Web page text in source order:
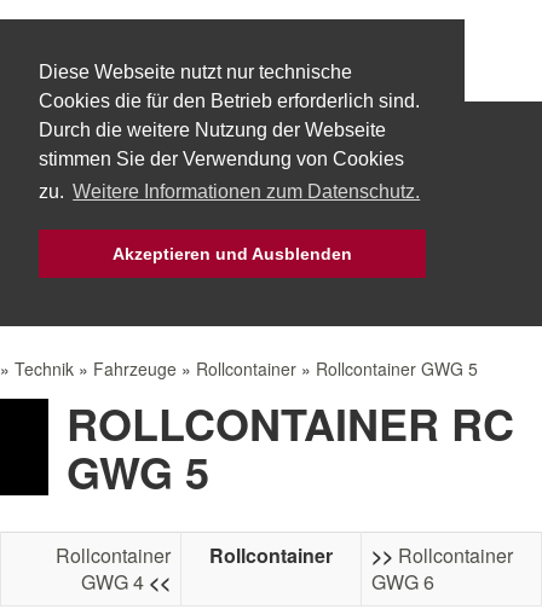
Diese Webseite nutzt nur technische
Cookies die für den Betrieb erforderlich sind.
Durch die weitere Nutzung der Webseite
stimmen Sie der Verwendung von Cookies
zu. Weitere Informationen zum Datenschutz.
Akzeptieren und Ausblenden
Start Über uns Fachbereiche
» Technik » Fahrzeuge » Rollcontainer » Rollcontainer GWG 5
ROLLCONTAINER RC
GWG 5
Rollcontainer
GWG 4 <<
Rollcontainer >> Rollcontainer
GWG 6